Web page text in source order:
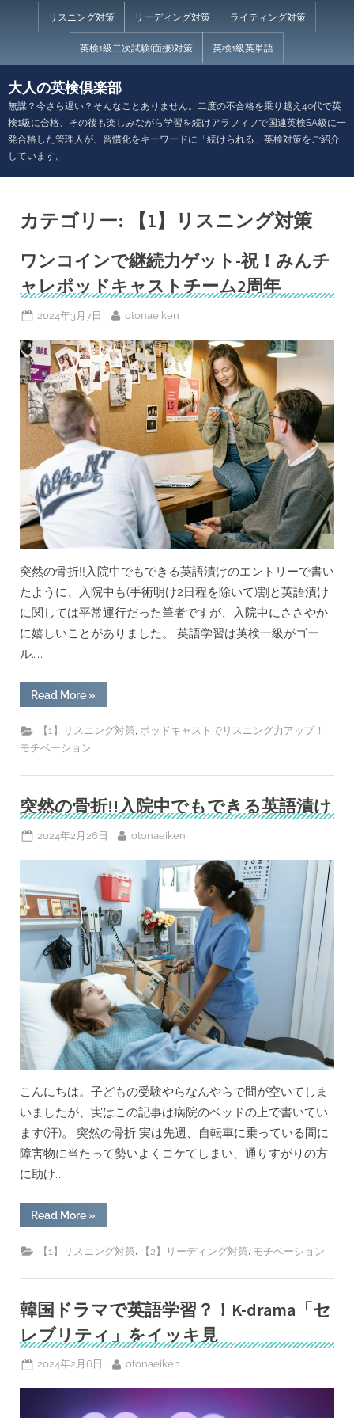
リスニング対策 リーディング対策 ライティング対策
英検1級二次試験(面接)対策 英検1級英単語
大人の英検倶楽部
無謀？今さら遅い？そんなことありません。二度の不合格を乗り越え40代で英
検1級に合格、その後も楽しみながら学習を続けアラフィフで国連英検SA級に一
発合格した管理人が、習慣化をキーワードに「続けられる」英検対策をご紹介
しています。
カテゴリー: 【1】リスニング対策
ワンコインで継続力ゲット-祝！みんチ
ャレポッドキャストチーム2周年
Posted
2024年3月7日 By
otonaeiken
突然の骨折!!入院中でもできる英語漬けのエントリーで書い
たように、入院中も(手術明け2日程を除いて)割と英語漬け
に関しては平常運行だった筆者ですが、入院中にささやか
に嬉しいことがありました。 英語学習は英検一級がゴー
ル……
Read More“ワ
ン
イ
ン
で
ッ
ト-
み
チ
レ
ポ
ッ
ド
キ
ャ
ス
ト
チ
ー
ム
2
周
年”
»
【1】リスニング対策 ポッドキャストでリスニング力アップ！
モチベーション
突然の骨折!!入院中でもできる英語漬け
Posted
2024年2月26日 By
otonaeiken
こんにちは。子どもの受験やらなんやらで間が空いてしま
いましたが、実はこの記事は病院のベッドの上で書いてい
ます(汗)。 突然の骨折 実は先週、自転車に乗っている間に
障害物に当たって勢いよくコケてしまい、通りすがりの方
に助け…
Read More“突
然
骨
折!!
院
で
も
き
る
英
語
け”
»
【1】リスニング対策 【2】リーディング対策 モチベーション
韓国ドラマで英語学習？！K-drama「セ
レブリティ」をイッキ見
Posted
2024年2月6日 By
otonaeiken